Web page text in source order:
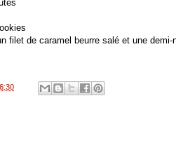
filet de caramel beurre salé et une